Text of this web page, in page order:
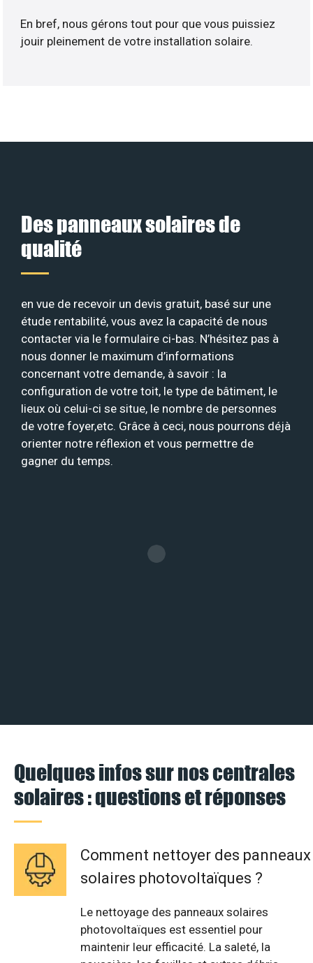
En bref, nous gérons tout pour que vous puissiez
jouir pleinement de votre installation solaire.
Des panneaux solaires de
qualité
en vue de recevoir un devis gratuit, basé sur une
étude rentabilité, vous avez la capacité de nous
contacter via le formulaire ci-bas. N’hésitez pas à
nous donner le maximum d’informations
concernant votre demande, à savoir : la
configuration de votre toit, le type de bâtiment, le
lieux où celui-ci se situe, le nombre de personnes
de votre foyer,etc. Grâce à ceci, nous pourrons déjà
orienter notre réflexion et vous permettre de
gagner du temps.
Quelques infos sur nos centrales
solaires : questions et réponses
Comment nettoyer des panneaux
solaires photovoltaïques ?
Le nettoyage des panneaux solaires
photovoltaïques est essentiel pour
maintenir leur efficacité. La saleté, la